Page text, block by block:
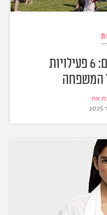
חול המועד בחינם: 6 פעילויות
המשפחה
את